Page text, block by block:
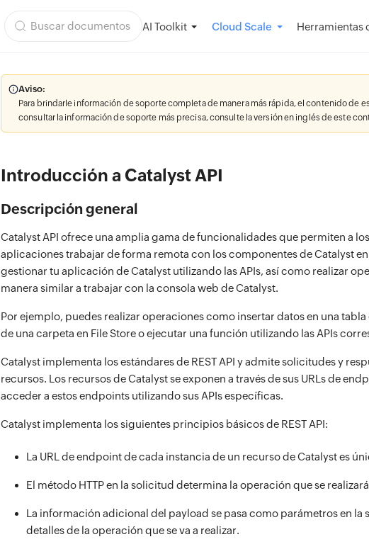
AI Toolkit Cloud Scale Herramientas
Aviso:
Para brindarle información de soporte completa de manera más rápida, el contenido de
consultar la información de soporte más precisa, consulte la versión en inglés de este
Introducción a Catalyst API
Descripción general
Catalyst API ofrece una amplia gama de funcionalidades que permiten a
aplicaciones trabajar de forma remota con los componentes de Catalyst
gestionar tu aplicación de Catalyst utilizando las APIs, así como realizar
manera similar a trabajar con la consola web de Catalyst.
Por ejemplo, puedes realizar operaciones como insertar datos en una
de una carpeta en File Store o ejecutar una función utilizando las APIs
Catalyst implementa los estándares de REST API y admite solicitudes y
recursos. Los recursos de Catalyst se exponen a través de sus URLs de
acceder a estos endpoints utilizando sus APIs específicas.
Catalyst implementa los siguientes principios básicos de REST API:
La URL de endpoint de cada instancia de un recurso de Catalyst es
El método HTTP en la solicitud determina la operación que se
La información adicional del payload se pasa como parámetros en la
detalles de la operación que se va a realizar.